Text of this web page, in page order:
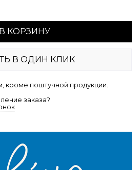
В КОРЗИНУ
В ОДИН КЛИК
кроме поштучной продукции.
заказа?